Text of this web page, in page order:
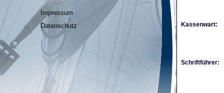
Impressum
Datenschutz
Kassenwart:
Schriftführer: